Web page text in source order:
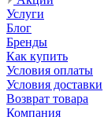
Услуги
Блог
Бренды
Как купить
Условия оплаты
Условия доставки
Возврат товара
Компания